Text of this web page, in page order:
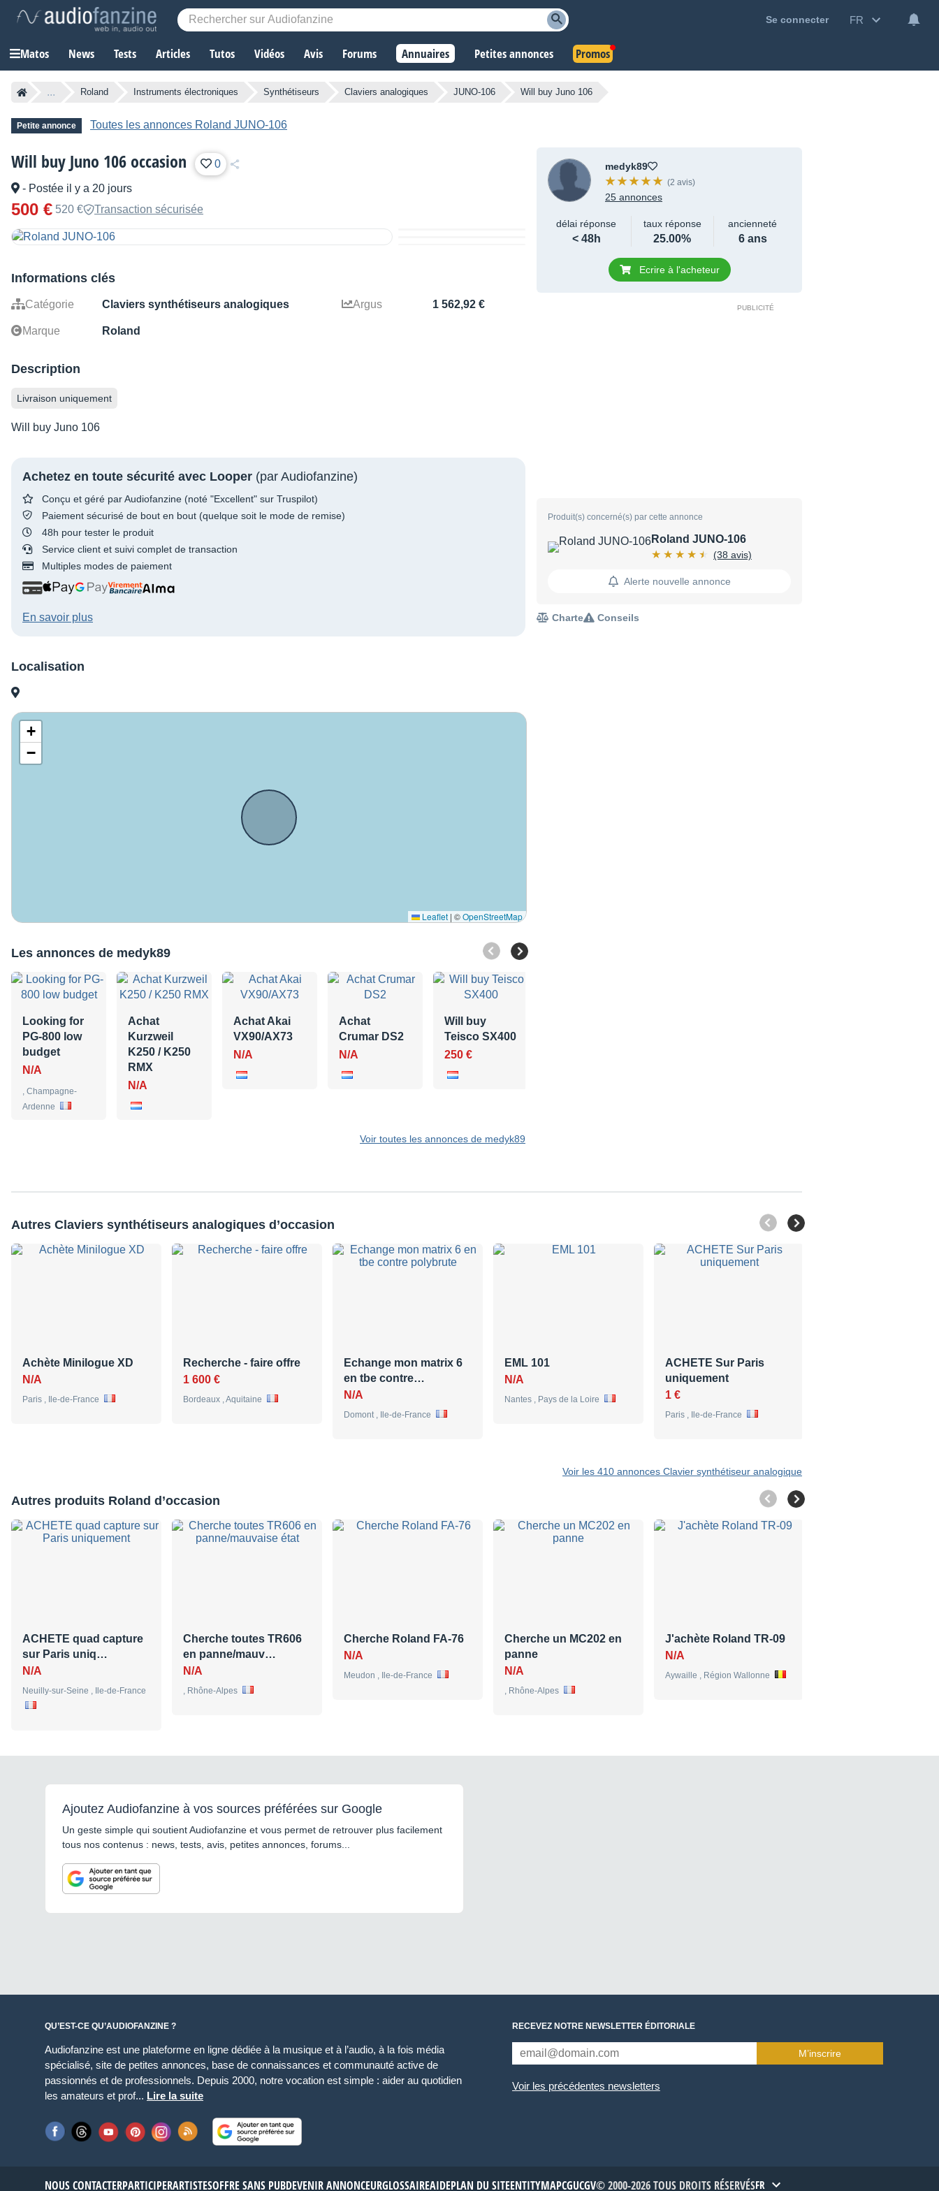
Se connecter FR
Matos News Tests Articles Tutos Vidéos Avis Forums Annuaires Petites annonces Promos
... Roland Instruments électroniques Synthétiseurs Claviers analogiques JUNO-106 Will buy Juno 106
Petite annonce Toutes les annonces Roland JUNO-106
Will buy Juno 106 occasion 0
- Postée il y a 20 jours
500 € 520 € Transaction sécurisée
Informations clés
Catégorie Claviers synthétiseurs analogiques Argus 1 562,92 €
Marque Roland
Description
Livraison uniquement
Will buy Juno 106
Achetez en toute sécurité avec Looper (par Audiofanzine)
Conçu et géré par Audiofanzine (noté "Excellent" sur Truspilot)
Paiement sécurisé de bout en bout (quelque soit le mode de remise)
48h pour tester le produit
Service client et suivi complet de transaction
Multiples modes de paiement
En savoir plus
Localisation
+
−
Leaflet | ©OpenStreetMap
Les annonces de medyk89
Looking for
PG-800 low
budget
N/A
, Champagne-
Ardenne
Achat
Kurzweil
K250 / K250
RMX
N/A
Achat Akai
VX90/AX73
N/A
Achat
Crumar DS2
N/A
Will buy
Teisco SX400
250 €
Voir toutes les annonces de medyk89
medyk89
(2 avis)
25 annonces
délai réponse
< 48h
taux réponse
25.00%
ancienneté
6 ans
Ecrire à l'acheteur
Produit(s) concerné(s) par cette annonce
Roland JUNO-106
(38 avis)
Alerte nouvelle annonce
Charte Conseils
Autres Claviers synthétiseurs analogiques d’occasion
Achète Minilogue XD
N/A
Paris , Ile-de-France
Recherche - faire offre
1 600 €
Bordeaux , Aquitaine
Echange mon matrix 6
en tbe contre…
N/A
Domont , Ile-de-France
EML 101
N/A
Nantes , Pays de la Loire
ACHETE Sur Paris
uniquement
1 €
Paris , Ile-de-France
Voir les 410 annonces Clavier synthétiseur analogique
Autres produits Roland d’occasion
ACHETE quad capture
sur Paris uniq…
N/A
Neuilly-sur-Seine , Ile-de-France
Cherche toutes TR606
en panne/mauv…
N/A
, Rhône-Alpes
Cherche Roland FA-76
N/A
Meudon , Ile-de-France
Cherche un MC202 en
panne
N/A
, Rhône-Alpes
J'achète Roland TR-09
N/A
Aywaille , Région Wallonne
Ajoutez Audiofanzine à vos sources préférées sur Google
Un geste simple qui soutient Audiofanzine et vous permet de retrouver plus facilement
tous nos contenus : news, tests, avis, petites annonces, forums...
QU’EST-CE QU’AUDIOFANZINE ?
Audiofanzine est une plateforme en ligne dédiée à la musique et à l’audio, à la fois média
spécialisé, site de petites annonces, base de connaissances et communauté active de
passionnés et de professionnels. Depuis 2000, notre vocation est simple : aider au quotidien
les amateurs et prof... Lire la suite
RECEVEZ NOTRE NEWSLETTER ÉDITORIALE
M’inscrire
Voir les précédentes newsletters
NOUS CONTACTERPARTICIPERARTISTESOFFRE SANS PUBDEVENIR ANNONCEURGLOSSAIREAIDEPLAN DU SITEENTITYMAPCGUCGV© 2000-2026 TOUS DROITS RÉSERVÉSFR